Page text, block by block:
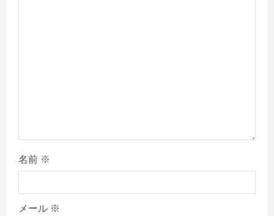
名前 ※
メール ※